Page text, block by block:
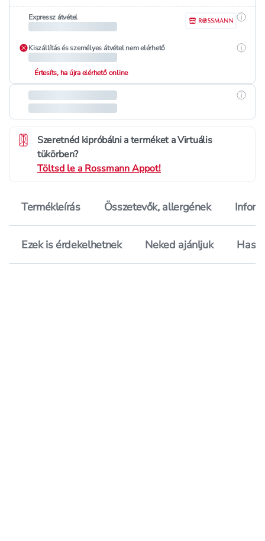
Expressz átvétel
Kiszállítás és személyes átvétel nem elérhető
Értesíts, ha újra elérhető online
Szeretnéd kipróbálni a terméket a Virtuális
tükörben?
Töltsd le a Rossmann Appot!
Termékleírás Összetevők, allergének
Ezek is érdekelhetnek Neked ajánljuk